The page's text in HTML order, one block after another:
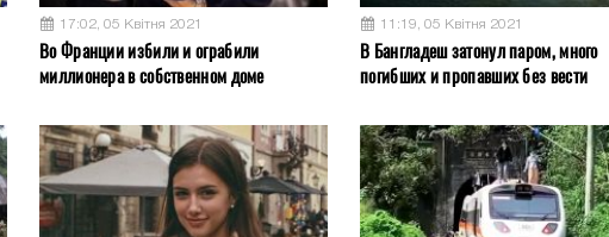
17:02, 05 Квітня 2021
Во Франции избили и ограбили
миллионера в собственном доме
11:19, 05 Квітня 2021
В Бангладеш затонул паром, много
погибших и пропавших без вести